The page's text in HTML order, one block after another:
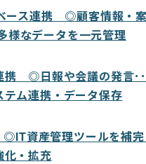
ース連携 ◎顧客情報・
様なデータを一元管理
携 ◎日報や会議の発言･
テム連携・データ保存
資産管理ツールを補完
化・拡充